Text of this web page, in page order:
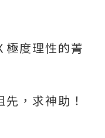
極度理性的菁
，求神助！